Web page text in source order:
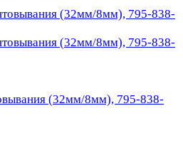
(32мм/8мм), 795-838-